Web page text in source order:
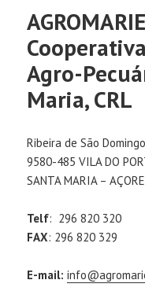
Agro-
Maria, CRL
Ribeira de São
9580-485 VILA DO
SANTA MARIA –
Telf: 296 820 320
FAX: 296 820 329
E-mail: